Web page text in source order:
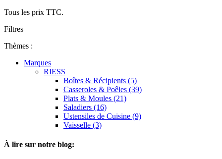
Tous les prix TTC.
Filtres
Thèmes :
Marques
RIESS
Boîtes & Récipients (5)
Casseroles & Poêles (39)
Plats & Moules (21)
Saladiers (16)
Ustensiles de Cuisine (9)
Vaisselle (3)
À lire sur notre blog: